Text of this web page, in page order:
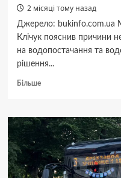
2 місяці тому назад
Джерело: bukinfo.com.ua
Клічук пояснив причини
на водопостачання та
рішення...
БільшеДокладніше
пояснив
підвищення
тарифів
на
воду:
місто